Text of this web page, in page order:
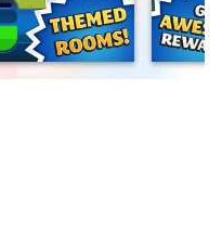
unique collectibles and
tickets and boosts,
Bingo! provides an